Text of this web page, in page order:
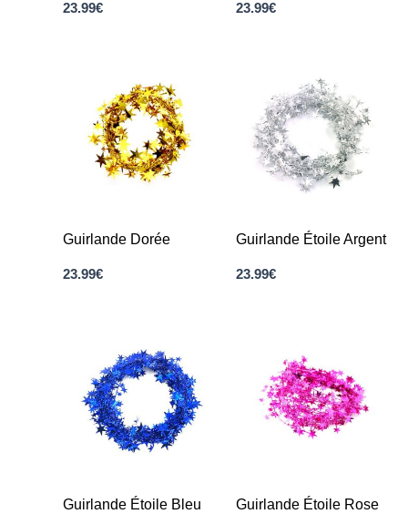
23.99€ 23.99€
Guirlande Dorée
23.99€
Guirlande Étoile Argent
23.99€
Guirlande Étoile Bleu Guirlande Étoile Rose